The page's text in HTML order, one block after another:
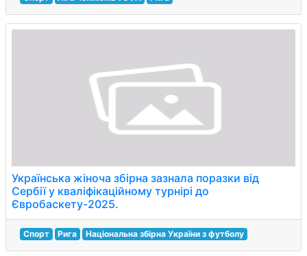
Українська жіноча збірна зазнала поразки від
Сербії у кваліфікаційному турнірі до
Євробаскету-2025.
Спорт Рига Національна збірна України з футболу